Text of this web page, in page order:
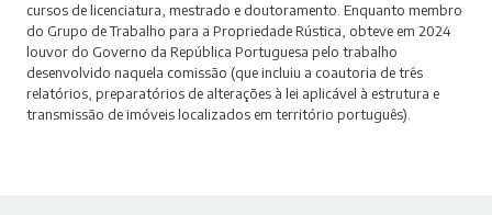
cursos de licenciatura, mestrado e doutoramento. Enquanto membro
do Grupo de Trabalho para a Propriedade Rústica, obteve em 2024
louvor do Governo da República Portuguesa pelo trabalho
desenvolvido naquela comissão (que incluiu a coautoria de três
relatórios, preparatórios de alterações à lei aplicável à estrutura e
transmissão de imóveis localizados em território português).